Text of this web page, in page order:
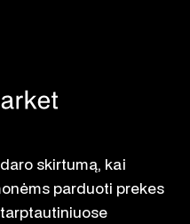
skirtumą, kai
parduoti prekes